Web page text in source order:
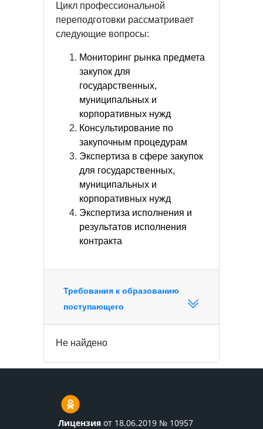
Цикл профессиональной
переподготовки рассматривает
следующие вопросы:
Мониторинг рынка предмета
закупок для
государственных,
муниципальных и
корпоративных нужд
Консультирование по
закупочным процедурам
Экспертиза в сфере закупок
для государственных,
муниципальных и
корпоративных нужд
Экспертиза исполнения и
результатов исполнения
контракта
Требования к образованию
поступающего
Не найдено
Лицензия от 18.06.2019 № 10957